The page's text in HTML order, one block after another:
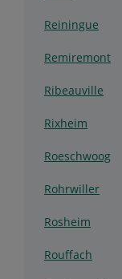
Reiningue
Remiremont
Ribeauville
Rixheim
Roeschwoog
Rohrwiller
Rosheim
Rouffach